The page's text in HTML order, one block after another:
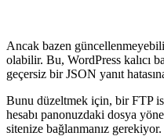
Ancak bazen
olabilir. Bu, WordPress kalıcı
geçersiz bir JSON yanıt
Bunu düzeltmek için, bir FTP
hesabı panonuzdaki dosya
sitenize bağlanmanız gerekiyor.